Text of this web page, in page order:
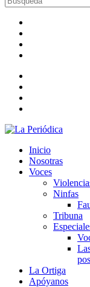
Inicio
Nosotras
Voces
Ninfas
Tribuna
La Ortiga
Apóyanos